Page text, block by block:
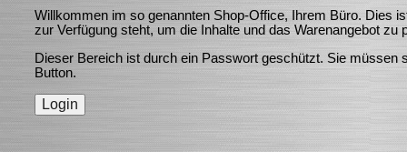
Willkommen im so genannten Shop-Office, Ihrem Büro. Dies
zur Verfügung steht, um die Inhalte und das Warenangebot zu
Dieser Bereich ist durch ein Passwort geschützt. Sie
Button.